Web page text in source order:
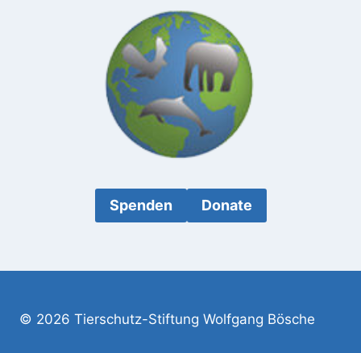
Spenden Donate
© 2026 Tierschutz-Stiftung Wolfgang Bösche